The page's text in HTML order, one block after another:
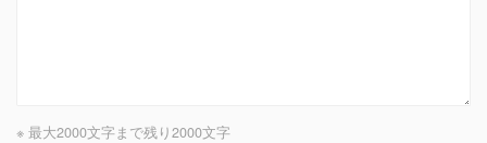
※ 最大2000文字まで残り2000文字